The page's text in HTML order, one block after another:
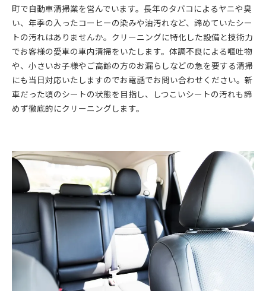
町で自動車清掃業を営んでいます。長年のタバコによるヤニや臭
い、年季の入ったコーヒーの染みや油汚れなど、諦めていたシー
トの汚れはありませんか。クリーニングに特化した設備と技術力
でお客様の愛車の車内清掃をいたします。体調不良による嘔吐物
や、小さいお子様やご高齢の方のお漏らしなどの急を要する清掃
にも当日対応いたしますのでお電話でお問い合わせください。新
車だった頃のシートの状態を目指し、しつこいシートの汚れも諦
めず徹底的にクリーニングします。